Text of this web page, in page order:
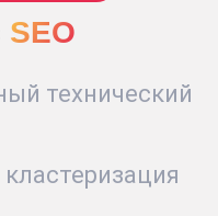
SEO
технический